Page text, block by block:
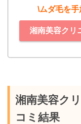
\ムダ毛を
湘南美容クリ
湘南美容ク
コミ結果